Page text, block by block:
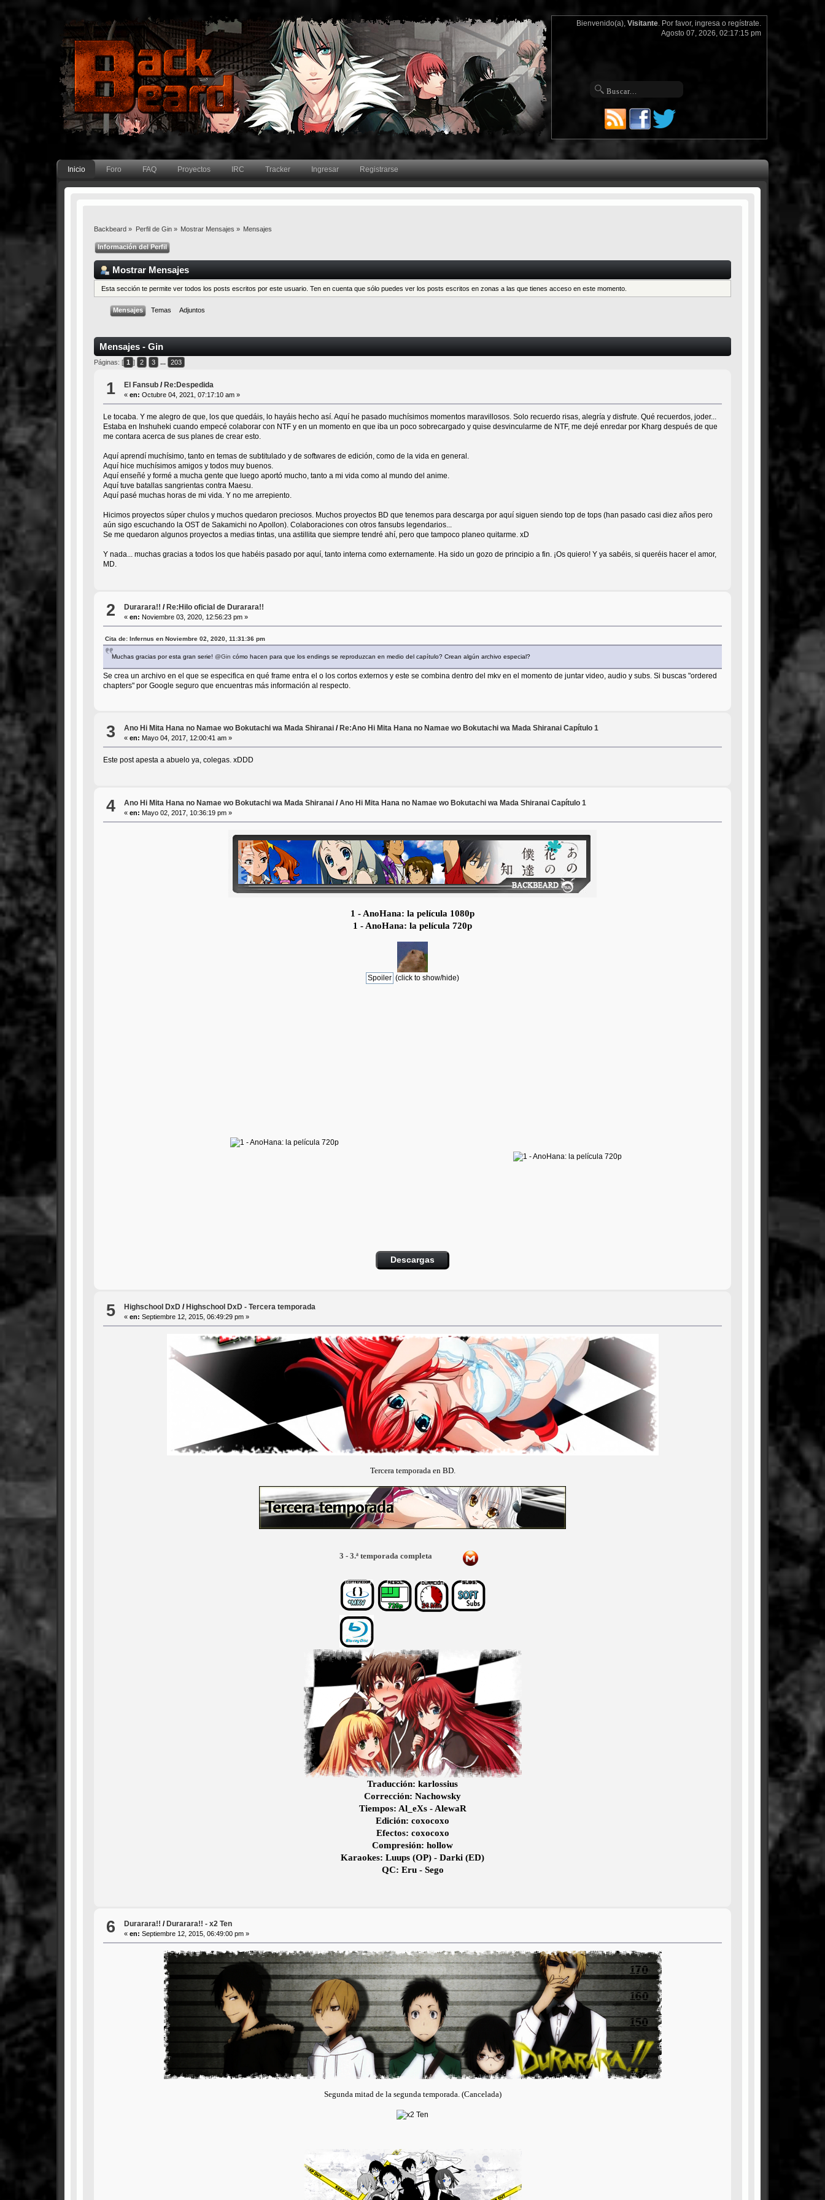
Bienvenido(a), Visitante. Por favor, ingresao regístrate.
Agosto 07, 2026, 02:17:15 pm
Inicio Foro FAQ Proyectos IRC Tracker Ingresar Registrarse
Backbeard » Perfil de Gin » Mostrar Mensajes » Mensajes
Información del Perfil
Mostrar Mensajes
Esta sección te permite ver todos los posts escritos por este usuario. Ten en cuenta que sólo puedes ver los posts escritos en zonas a las que tienes acceso en este momento.
Mensajes Temas Adjuntos
Mensajes - Gin
Páginas: [ 1 ] 2 3 ... 203
1 El Fansub / Re:Despedida
«en: Octubre 04, 2021, 07:17:10 am »
Le tocaba. Y me alegro de que, los que quedáis, lo hayáis hecho así. Aquí he pasado muchísimos momentos maravillosos. Solo recuerdo risas, alegría y disfrute. Qué recuerdos, joder...
Estaba en Inshuheki cuando empecé colaborar con NTF y en un momento en que iba un poco sobrecargado y quise desvincularme de NTF, me dejé enredar por Kharg después de que
me contara acerca de sus planes de crear esto.
Aquí aprendí muchísimo, tanto en temas de subtitulado y de softwares de edición, como de la vida en general.
Aquí hice muchísimos amigos y todos muy buenos.
Aquí enseñé y formé a mucha gente que luego aportó mucho, tanto a mi vida como al mundo del anime.
Aquí tuve batallas sangrientas contra Maesu.
Aquí pasé muchas horas de mi vida. Y no me arrepiento.
Hicimos proyectos súper chulos y muchos quedaron preciosos. Muchos proyectos BD que tenemos para descarga por aquí siguen siendo top de tops (han pasado casi diez años pero
aún sigo escuchando la OST de Sakamichi no Apollon). Colaboraciones con otros fansubs legendarios...
Se me quedaron algunos proyectos a medias tintas, una astillita que siempre tendré ahí, pero que tampoco planeo quitarme. xD
Y nada... muchas gracias a todos los que habéis pasado por aquí, tanto interna como externamente. Ha sido un gozo de principio a fin. ¡Os quiero! Y ya sabéis, si queréis hacer el amor,
MD.
2 Durarara!! / Re:Hilo oficial de Durarara!!
«en: Noviembre 03, 2020, 12:56:23 pm »
Cita de: Infernus en Noviembre 02, 2020, 11:31:36 pm
Muchas gracias por esta gran serie! @Gin cómo hacen para que los endings se reproduzcan en medio del capítulo? Crean algún archivo especial?
Se crea un archivo en el que se especifica en qué frame entra el o los cortos externos y este se combina dentro del mkv en el momento de juntar video, audio y subs. Si buscas "ordered
chapters" por Google seguro que encuentras más información al respecto.
3 Ano Hi Mita Hana no Namae wo Bokutachi wa Mada Shiranai / Re:Ano Hi Mita Hana no Namae wo Bokutachi wa Mada Shiranai Capítulo 1
«en: Mayo 04, 2017, 12:00:41 am »
Este post apesta a abuelo ya, colegas. xDDD
4 Ano Hi Mita Hana no Namae wo Bokutachi wa Mada Shiranai /Ano Hi Mita Hana no Namae wo Bokutachi wa Mada Shiranai Capítulo 1
«en: Mayo 02, 2017, 10:36:19 pm »
1 - AnoHana: la película 1080p
1 - AnoHana: la película 720p
(click to show/hide)
Descargas
5 Highschool DxD / Highschool DxD - Tercera temporada
«en: Septiembre 12, 2015, 06:49:29 pm »
Tercera temporada en BD.
3 - 3.ª temporada completa
Traducción: karlossius
Corrección: Nachowsky
Tiempos: Al_eXs - AlewaR
Edición: coxocoxo
Efectos: coxocoxo
Compresión: hollow
Karaokes: Luups (OP) - Darki (ED)
QC: Eru - Sego
6 Durarara!! /Durarara!! - x2 Ten
«en: Septiembre 12, 2015, 06:49:00 pm »
Segunda mitad de la segunda temporada. (Cancelada)